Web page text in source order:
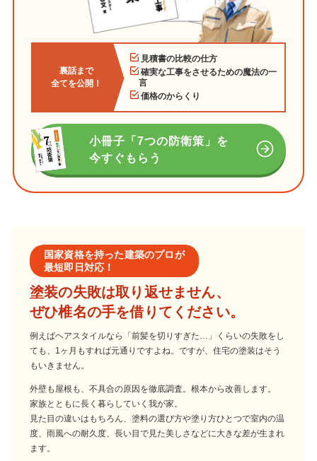
裏話まで
全てを公開！
見積書の比較の仕方
確実な工事をさせるための魔法の一
言
価格のからくり
小冊子「7つの防衛策」を
今すぐもらう
国家資格を持った建築のプロが
最短即日対応！
塗装の失敗は取り返せません、
ぜひ椎名の手を借りてください。
例えばヘアスタイルなら「前髪を切りすぎた…」くらいの失敗をし
ても、1ヶ月もすれば元通りですよね。ですが、住宅の塗装はそう
もいきません。
外壁も屋根も、不具合の原因を徹底調査。根本から改善します。
家族とともに長く暮らしていく我が家。
見た目の違いはもちろん、塗料の選び方や塗り方ひとつで室内の温
度、雨風への耐久度、長い目で見た美しさなどに大きな差が生まれ
ます。